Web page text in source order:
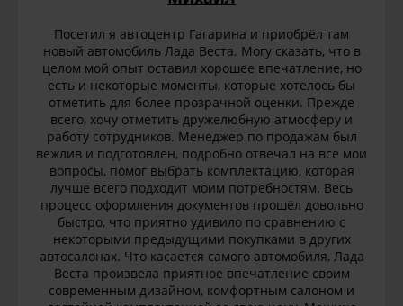
Посетил я автоцентр Гагарина и приобрёл там
новый автомобиль Лада Веста. Могу сказать, что в
целом мой опыт оставил хорошее впечатление, но
есть и некоторые моменты, которые хотелось бы
отметить для более прозрачной оценки. Прежде
всего, хочу отметить дружелюбную атмосферу и
работу сотрудников. Менеджер по продажам был
вежлив и подготовлен, подробно отвечал на все мои
вопросы, помог выбрать комплектацию, которая
лучше всего подходит моим потребностям. Весь
процесс оформления документов прошёл довольно
быстро, что приятно удивило по сравнению с
некоторыми предыдущими покупками в других
автосалонах. Что касается самого автомобиля, Лада
Веста произвела приятное впечатление своим
современным дизайном, комфортным салоном и